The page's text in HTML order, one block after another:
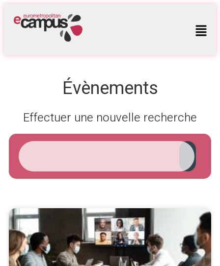
Évènements
Effectuer une nouvelle recherche